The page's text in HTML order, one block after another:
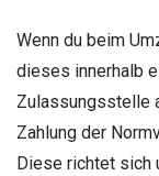
Wenn du beim
dieses innerhalb
Zulassungsstelle
Zahlung der
Diese richtet sich